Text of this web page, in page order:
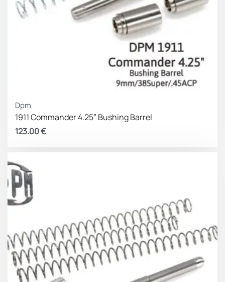
Dpm
1911 Commander 4.25″ Bushing Barrel
123.00€